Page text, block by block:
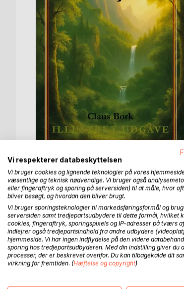
BESKRIVELSE
Skjult bag bjerge og skove i midten af
Her lever dronning Elenor og hendes
Ved Elenors side står troldmanden
Elf er en episk fantasyroman om
dramatiske valg - hvor kampen
FORFATTER
Vi respekterer databeskyttelsen
Vi bruger cookies og lignende teknologier på vores
væsentlige og teknisk nødvendige. Vi bruger også
eller fingeraftryk og sporing på serversiden) til at måle, hvor
bliver besøgt, og hvordan den bliver brugt.
Vi bruger sporingsteknologier til markedsføringsformål og
serversiden samt tredjepartsudbydere til dette formål, hvilket
cookies, fingeraftryk, sporingspixels og IP-adresser på tværs
indlejrer også tredjepartsindhold fra andre udbydere
hjemmeside. Vi har ingen indflydelse på den videre
sporing hos tredjepartsudbyderen. Med din indstilling giver du
processer, der er beskrevet ovenfor. Du kan tilbagekalde dit
virkning for fremtiden. (Hæftelse og copyright)